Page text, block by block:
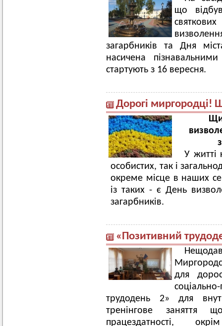
що
загарбників та Дня
насичена
стартують з 16 вересня.
Дорогі миргородці!
У житті
особистих, так і
окреме місце в наших
із таких - є День
загарбників.
«Позитивний
для
трудодень 2» для
тренінгове заняття
працездатності,